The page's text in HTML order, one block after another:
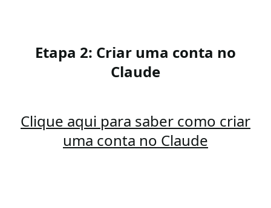
Etapa 2: Criar uma conta no
Claude
Clique aqui para saber como criar
uma conta no Claude